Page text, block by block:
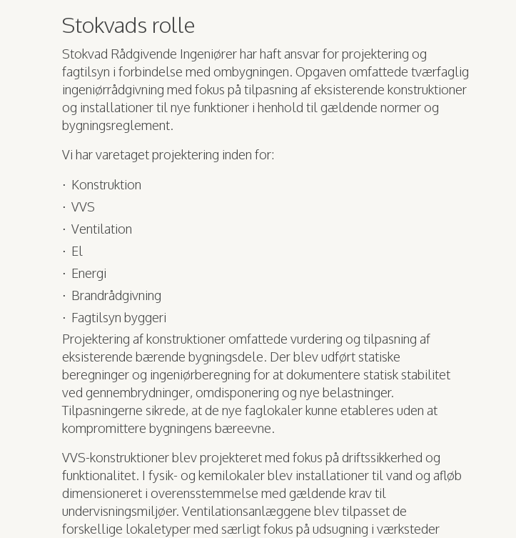
Stokvads rolle
Stokvad Rådgivende Ingeniører har haft ansvar for projektering og
fagtilsyn i forbindelse med ombygningen. Opgaven omfattede tværfaglig
ingeniørrådgivning med fokus på tilpasning af eksisterende konstruktioner
og installationer til nye funktioner i henhold til gældende normer og
bygningsreglement.
Vi har varetaget projektering inden for:
Konstruktion
VVS
Ventilation
El
Energi
Brandrådgivning
Fagtilsyn byggeri
Projektering af konstruktioner omfattede vurdering og tilpasning af
eksisterende bærende bygningsdele. Der blev udført statiske
beregninger og ingeniørberegning for at dokumentere statisk stabilitet
ved gennembrydninger, omdisponering og nye belastninger.
Tilpasningerne sikrede, at de nye faglokaler kunne etableres uden at
kompromittere bygningens bæreevne.
VVS-konstruktioner blev projekteret med fokus på driftssikkerhed og
funktionalitet. I fysik- og kemilokaler blev installationer til vand og afløb
dimensioneret i overensstemmelse med gældende krav til
undervisningsmiljøer. Ventilationsanlæggene blev tilpasset de
forskellige lokaletyper med særligt fokus på udsugning i værksteder